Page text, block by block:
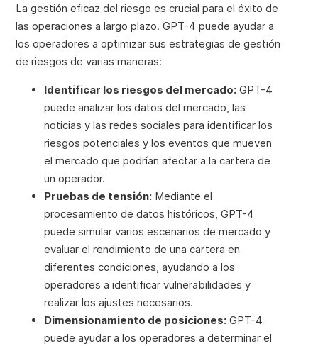
La gestión eficaz del riesgo es crucial para el éxito de
las operaciones a largo plazo. GPT-4 puede ayudar a
los operadores a optimizar sus estrategias de gestión
de riesgos de varias maneras:
Identificar los riesgos del mercado: GPT-4
puede analizar los datos del mercado, las
noticias y las redes sociales para identificar los
riesgos potenciales y los eventos que mueven
el mercado que podrían afectar a la cartera de
un operador.
Pruebas de tensión: Mediante el
procesamiento de datos históricos, GPT-4
puede simular varios escenarios de mercado y
evaluar el rendimiento de una cartera en
diferentes condiciones, ayudando a los
operadores a identificar vulnerabilidades y
realizar los ajustes necesarios.
Dimensionamiento de posiciones: GPT-4
puede ayudar a los operadores a determinar el